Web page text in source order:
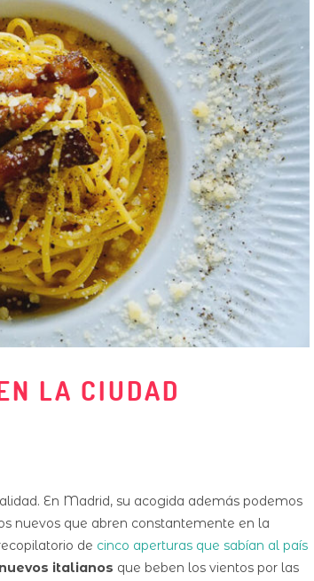
LA CIUDAD
En Madrid, su acogida además podemos
nuevos que abren constantemente en la
de cinco aperturas que sabían al país
italianos que beben los vientos por las